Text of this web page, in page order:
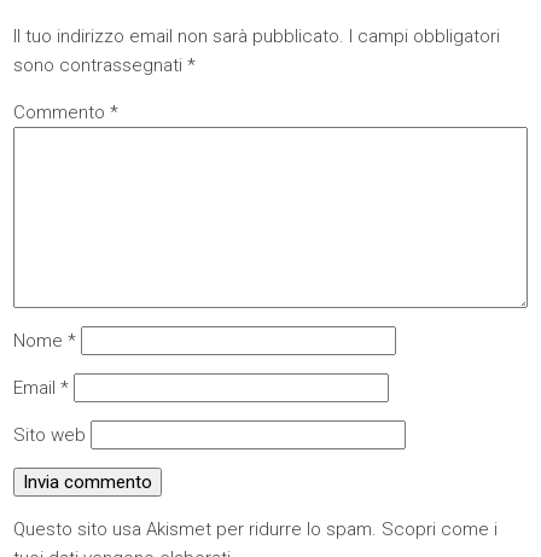
Il tuo indirizzo email non sarà pubblicato. I campi obbligatori
sono contrassegnati*
Commento*
Nome*
Email*
Sito web
Questo sito usa Akismet per ridurre lo spam. Scopri come i